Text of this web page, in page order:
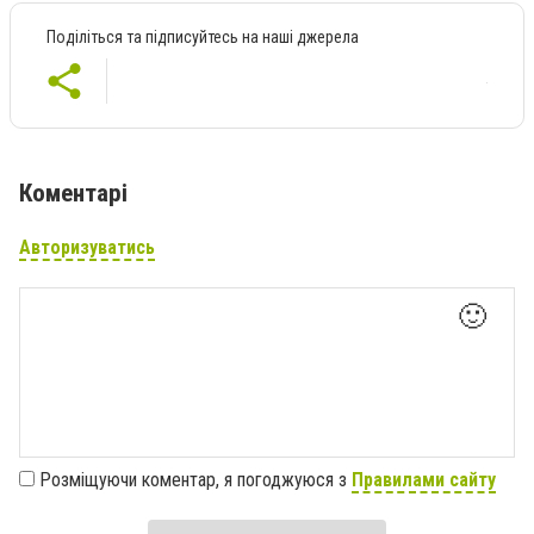
Поділіться та підписуйтесь на наші джерела
Коментарі
Авторизуватись
🙂
Розміщуючи коментар, я погоджуюся з Правилами сайту